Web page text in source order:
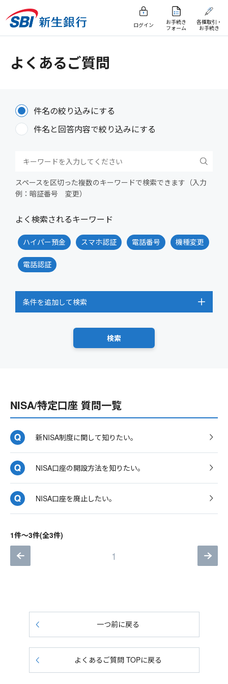
ログイン
お手続き
フォーム
各種取引・
お手続き
よくあるご質問
件名の絞り込みにする
件名と回答内容で絞り込みにする
スペースを区切った複数のキーワードで検索できます（入力
例：暗証番号 変更）
よく検索されるキーワード
ハイパー預金 スマホ認証 電話番号 機種変更
電話認証
条件を追加して検索
NISA/特定口座 質問一覧
新NISA制度に関して知りたい。
NISA口座の開設方法を知りたい。
NISA口座を廃止したい。
1件～3件(全3件)
1
一つ前に戻る
よくあるご質問 TOPに戻る